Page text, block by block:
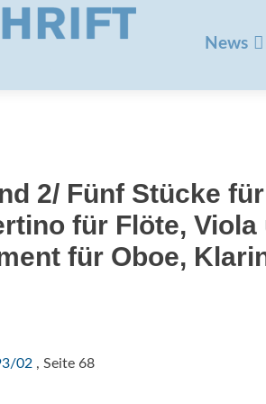
springen
News
2/ Fünf Stücke für
für Flöte, Viola
für Oboe,
02 , Seite 68